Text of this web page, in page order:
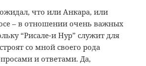
что или Анкара, или
– в отношении очень важных
“Рисале-и Нур” служит для
со мной своего рода
и ответами. Да,